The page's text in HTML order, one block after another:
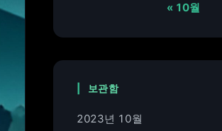
« 10월
보관함
2023년 10월